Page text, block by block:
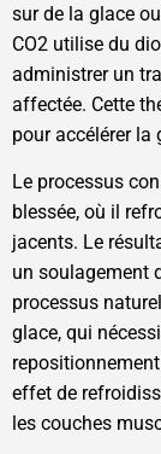
sur de la glace
CO2 utilise du
administrer un
affectée. Cette
pour accélérer
Le processus
blessée, où il
jacents. Le
un soulagement
processus
glace, qui
effet de
les couches